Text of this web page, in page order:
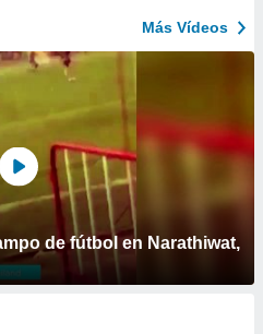
Más Vídeos
de fútbol en Narathiwat,